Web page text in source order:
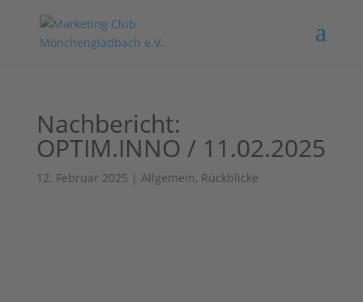
Nachbericht:
OPTIM.INNO / 11.02.2025
12. Februar 2025 | Allgemein, Rückblicke